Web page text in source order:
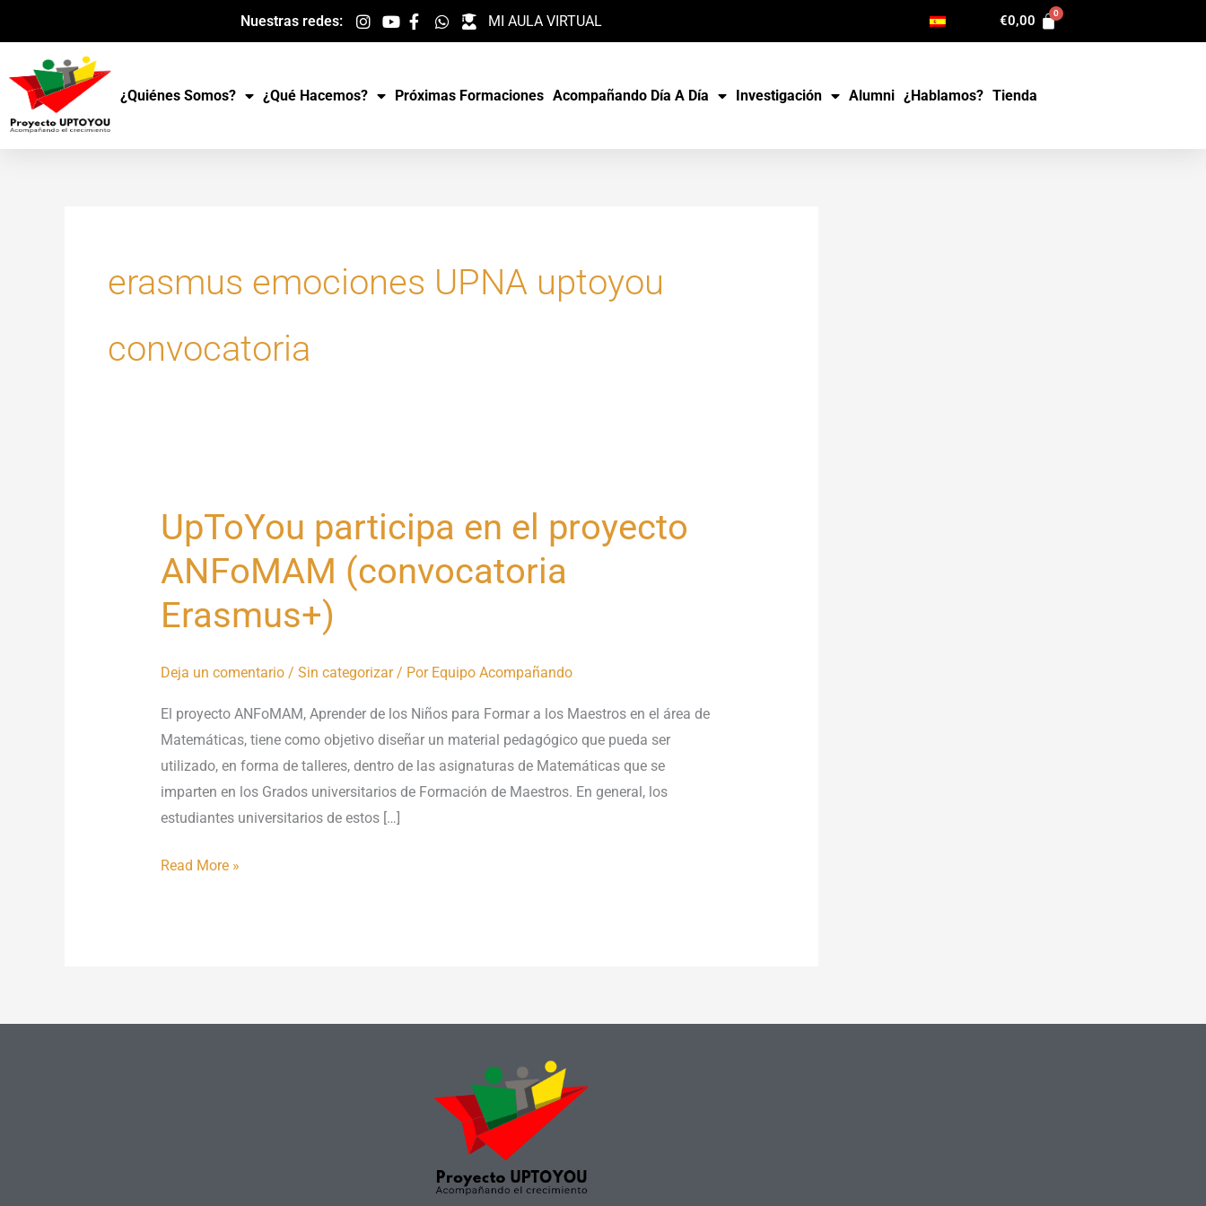
al
contenido
Nuestras redes: MI AULA VIRTUAL €0,00
¿Quiénes Somos? ¿Qué Hacemos? Próximas Formaciones Acompañando Día A Día Investigación Alumni ¿Hablamos? Tienda
erasmus emociones UPNA uptoyou
convocatoria
UpToYou participa en el proyecto
ANFoMAM (convocatoria
Erasmus+)
Deja un comentario / Sin categorizar/ Por Equipo Acompañando
El proyecto ANFoMAM, Aprender de los Niños para Formar a los Maestros en el área de
Matemáticas, tiene como objetivo diseñar un material pedagógico que pueda ser
utilizado, en forma de talleres, dentro de las asignaturas de Matemáticas que se
imparten en los Grados universitarios de Formación de Maestros. En general, los
estudiantes universitarios de estos […]
UpToYou
participa
en
proyecto
(convocatoria
Read More »